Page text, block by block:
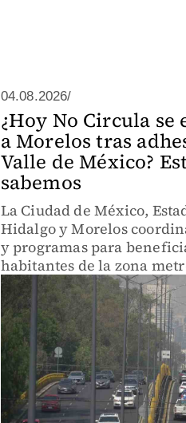
04.08.2026/
¿Hoy No Circula se
a Morelos tras
Valle de México?
sabemos
La Ciudad de México,
Hidalgo y Morelos
y programas para
habitantes de la zona